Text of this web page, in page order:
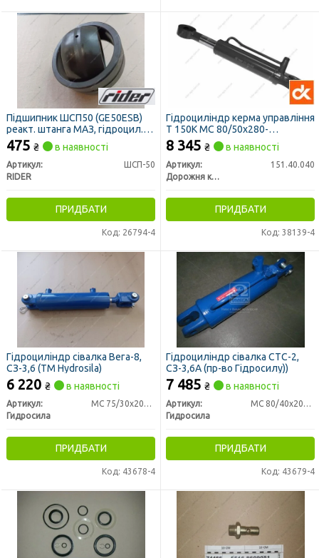
Підшипник ШСП50 (GE50ESB)
реакт. штанга МАЗ, гідроцил.
пов. і підйому К-701 (RIDER)
475 ₴ в наявності
Артикул:
ШСП-50
RIDER
ПРИДБАТИ
Код: 26794-4
Гідроциліндр керма управління
Т 150К МС 80/50х280-
3.11D(696) <ДК>
8 345 ₴ в наявності
Артикул:
151.40.040
Дорожня карта
ПРИДБАТИ
Код: 38139-4
Гідроциліндр сівалка Вега-8,
СЗ-3,6 (ТМ Hydrosila)
6 220 ₴ в наявності
Артикул:
МС 75/30х200-4.44(51
Гидросила
ПРИДБАТИ
Код: 43678-4
Гідроциліндр сівалка СТС-2,
СЗ-3,6А (пр-во Гідросилу))
7 485 ₴ в наявності
Артикул:
МС 80/40х200-4.44(51
Гидросила
ПРИДБАТИ
Код: 43679-4